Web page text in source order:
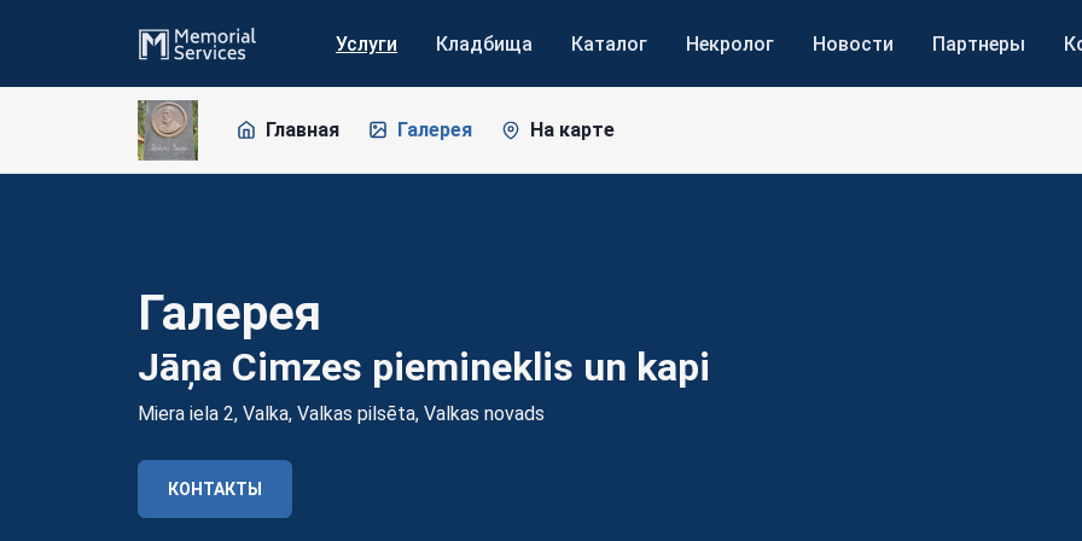
Услуги Кладбища Каталог Некролог Новости Партнеры
Главная Галерея На карте
Галерея
Jāņa Cimzes piemineklis un kapi
Miera iela 2, Valka, Valkas pilsēta, Valkas novads
КОНТАКТЫ